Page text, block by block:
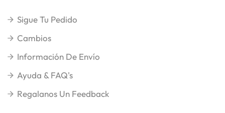
Sigue Tu Pedido
Cambios
Información De Envío
Ayuda & FAQ's
Regalanos Un Feedback